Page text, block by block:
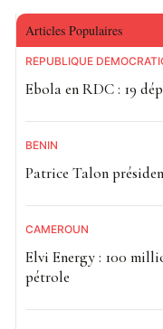
Articles Populaires
RÉPUBLIQUE
Ebola en RDC : 19
BÉNIN
Patrice Talon
CAMEROUN
Elvi Energy : 100
pétrole